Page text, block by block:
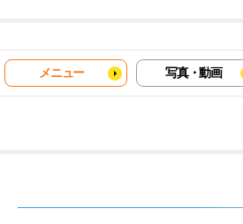
メニュー 写真・動画